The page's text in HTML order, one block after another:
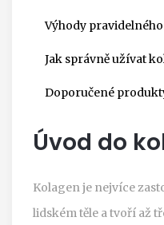
Výhody
Jak správně užívat
Doporučené
Úvod do
Kolagen je nejvíce
lidském těle a tvoří až